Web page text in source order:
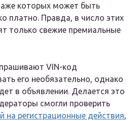
которых может быть
платно. Правда, в число этих
только свежие премиальные
VIN-код
его необязательно, однако
в объявлении. Делается это
смогли проверить
на регистрационные действия,